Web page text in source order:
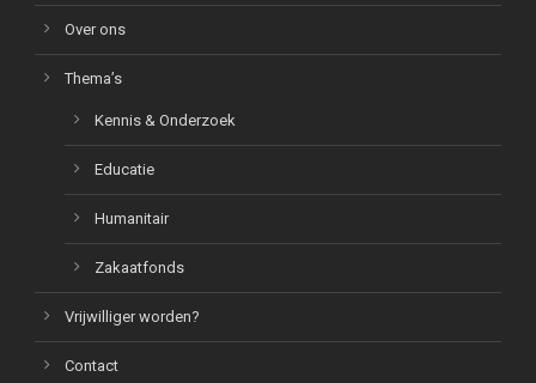
Over ons
Thema’s
Kennis & Onderzoek
Educatie
Humanitair
Zakaatfonds
Vrijwilliger worden?
Contact